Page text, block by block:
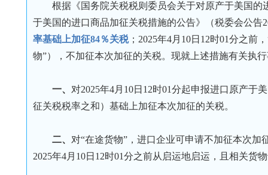
根据《国务院关税税则委员会关于对原产于美国
于美国的进口商品加征关税措施的公告》（税委会公告
率基础上加征84％关税；2025年4月10日12时01分之前
物”），不加征本次加征的关税。现就上述措施有关执
一、 对2025年4月10日12时01分起申报进口原产
征关税税率之和）基础上加征本次加征的关税。
二、 对“在途货物”，进口企业可申请不加征本次
2025年4月10日12时01分之前从启运地启运，且相关货